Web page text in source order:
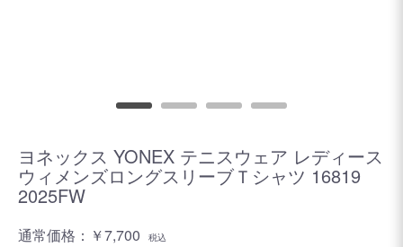
ヨネックス YONEX テニスウェア レディース
ウィメンズロングスリーブＴシャツ 16819
2025FW
通常価格： ￥7,700 税込